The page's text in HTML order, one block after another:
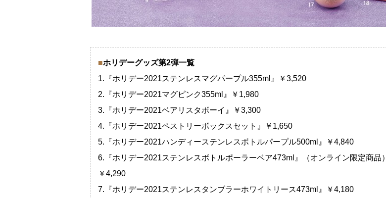
■ホリデーグッズ第2弾一覧
1.『ホリデー2021ステンレスマグパープル355ml』￥3,520
2.『ホリデー2021マグピンク355ml』￥1,980
3.『ホリデー2021ベアリスタボーイ』￥3,300
4.『ホリデー2021ペストリーボックスセット』￥1,650
5.『ホリデー2021ハンディーステンレスボトルパープル500ml』￥4,840
6.『ホリデー2021ステンレスボトルポーラーベア473ml』（オンライン限定商品）
￥4,290
7.『ホリデー2021ステンレスタンブラーホワイトリース473ml』￥4,180